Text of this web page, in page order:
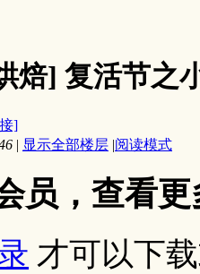
焙] 复活节之
]
| 显示全部楼层 |阅读模式
员，查看
才可以下